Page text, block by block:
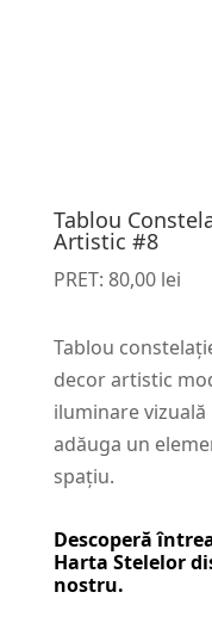
Tablou
Artistic #8
PRET: 80,00 lei
Tablou
decor artistic
iluminare
adăuga un
spațiu.
Descoperă
Harta Stelelor
nostru.